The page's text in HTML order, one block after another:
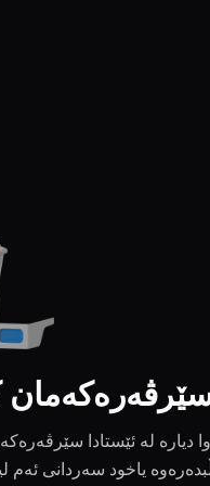
وا دیارە لە ئێستادا
یاخود سەردانی ئەم